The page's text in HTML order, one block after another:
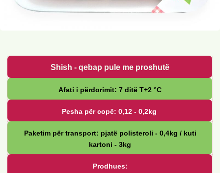
Shish - qebap pule me proshutë
Afati i përdorimit: 7 ditë Т+2 °С
Pesha për copë: 0,12 - 0,2kg
Paketim për transport: pjatë polisteroli - 0,4kg / kuti
kartoni - 3kg
Prodhues: